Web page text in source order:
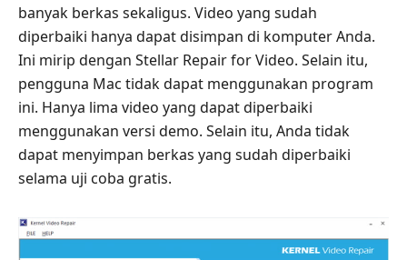
banyak berkas sekaligus. Video yang sudah
diperbaiki hanya dapat disimpan di komputer Anda.
Ini mirip dengan Stellar Repair for Video. Selain itu,
pengguna Mac tidak dapat menggunakan program
ini. Hanya lima video yang dapat diperbaiki
menggunakan versi demo. Selain itu, Anda tidak
dapat menyimpan berkas yang sudah diperbaiki
selama uji coba gratis.